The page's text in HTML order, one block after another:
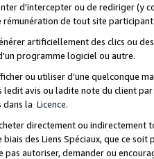
d'intercepter ou de rediriger
de tout site
artificiellement des clics ou
programme logiciel ou autre.
ou utiliser d’une quelconque
avis ou ladite note du client
dans la Licence.
directement ou
biais des Liens Spéciaux, que ce
pas autoriser, demander ou